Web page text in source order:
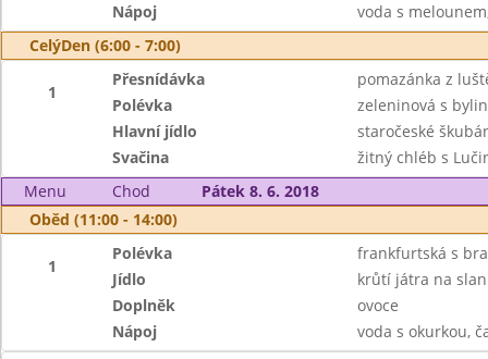
Nápoj
voda s
CelýDen (6:00 - 7:00)
1
Přesnídávka
pomazánka z
Polévka
zeleninová s
Hlavní jídlo
staročeské
Svačina
žitný chléb s
Menu
Chod
Pátek 8. 6. 2018
Oběd (11:00 - 14:00)
1
Polévka
frankfurtská s
Jídlo
krůtí játra na
Doplněk
ovoce
Nápoj
voda s okurkou,